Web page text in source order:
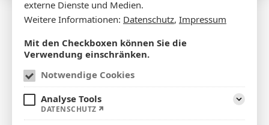
externe Dienste und Medien.
Weitere Informationen: Datenschutz, Impressum
Mit den Checkboxen können Sie die
Verwendung einschränken.
Notwendige Cookies
Analyse Tools
DATENSCHUTZ